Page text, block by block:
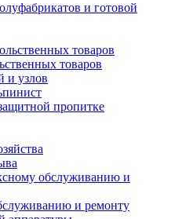
и готовой
товаров
товаров
и узлов
пропитке
обслуживанию и
и ремонту